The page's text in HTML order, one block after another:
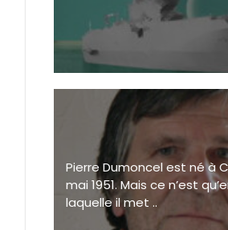
Pierre Dumoncel est né à
mai 1951. Mais ce n’est
laquelle il met ..